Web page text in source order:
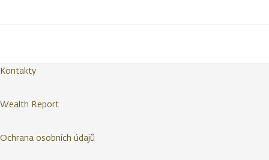
Kontakty
Wealth Report
Ochrana osobních údajů